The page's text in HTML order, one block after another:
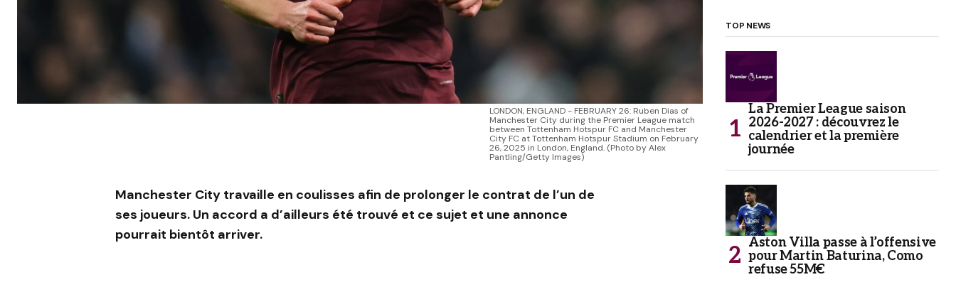
LONDON, ENGLAND - FEBRUARY 26: Ruben Dias of
Manchester City during the Premier League match
between Tottenham Hotspur FC and Manchester
City FC at Tottenham Hotspur Stadium on February
26, 2025 in London, England. (Photo by Alex
Pantling/Getty Images)
Manchester City travaille en coulisses afin de prolonger le contrat de l’un de
ses joueurs. Un accord a d’ailleurs été trouvé et ce sujet et une annonce
pourrait bientôt arriver.
TOP NEWS
La Premier League saison
2026-2027 : découvrez le
calendrier et la première
journée
Aston Villa passe à l’offensive
pour Martin Baturina, Como
refuse 55M€